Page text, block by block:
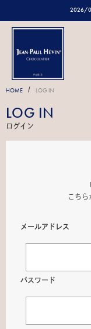
2026/
HOME / LOG IN
LOG IN
ログイン
こちら
メールアドレス
パスワード